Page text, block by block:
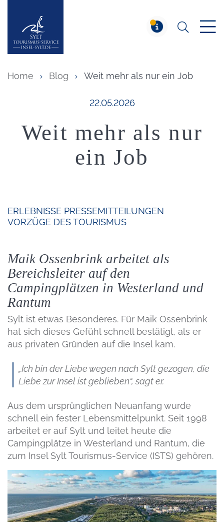
Insel Sylt Suchen
Home Blog Weit mehr als nur ein Job
Veröffentlicht am:
22.05.2026
Weit mehr als nur
ein Job
ERLEBNISSE PRESSEMITTEILUNGEN
VORZÜGE DES TOURISMUS
Maik Ossenbrink arbeitet als
Bereichsleiter auf den
Campingplätzen in Westerland und
Rantum
Sylt ist etwas Besonderes. Für Maik Ossenbrink
hat sich dieses Gefühl schnell bestätigt, als er
aus privaten Gründen auf die Insel kam.
„Ich bin der Liebe wegen nach Sylt gezogen, die
Liebe zur Insel ist geblieben“, sagt er.
Aus dem ursprünglichen Neuanfang wurde
schnell ein fester Lebensmittelpunkt. Seit 1998
arbeitet er auf Sylt und leitet heute die
Campingplätze in Westerland und Rantum, die
zum Insel Sylt Tourismus-Service (ISTS) gehören.